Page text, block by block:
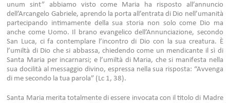
unum sint” abbiamo visto come Maria ha risposto all’annuncio
dell’Arcangelo Gabriele, aprendo la porta all’entrata di Dio nell’umanità
partecipando intimamente della sua storia non solo come Dio ma
anche come Uomo. Il brano evangelico dell’Annunciazione, secondo
San Luca, ci fa contemplare l’incontro di Dio con la sua creatura. È
l’umiltà di Dio che si abbassa, chiedendo come un mendicante il sì di
Santa Maria per incarnarsi; e l’umiltà di Maria, che si manifesta nella
sua docilità al messaggio divino, espressa nella sua risposta: “Avvenga
di me secondo la tua parola” (Lc 1, 38).
Santa Maria merita totalmente di essere invocata con il titolo di Madre